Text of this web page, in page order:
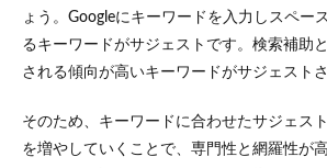
ょう。Googleにキーワードを入力しスペー
るキーワードがサジェストです。検索補助
される傾向が高いキーワードがサジェストさ
そのため、キーワードに合わせたサジェス
を増やしていくことで、専門性と網羅性が